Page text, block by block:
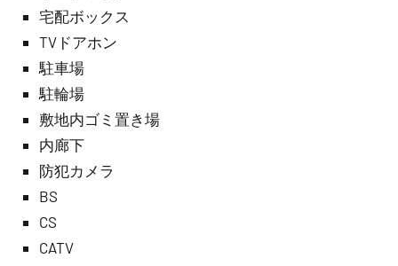
宅配ボックス
TVドアホン
駐車場
駐輪場
敷地内ゴミ置き場
内廊下
防犯カメラ
BS
CS
CATV